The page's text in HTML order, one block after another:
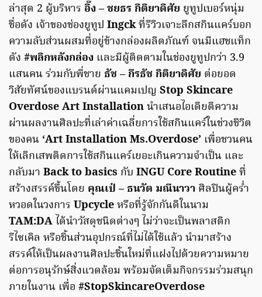
ล่าสุด 2 ผู้บริหาร อิ๊ง – ชยธร กิติยาดิศัย ยูทูปเบอร์หนุ่ม
ชื่อดัง เจ้าของช่องยูทูป Ingckที่รีวิวเจาะลึกสกินแคร์บอก
ความลับส่วนผสมที่อยู่ข้างกล่องผลิตภัณฑ์ จนมีแฮชแท็ก
ดัง #พลิกหลังกล่อง และมีผู้ติดตามในช่องยูทูปกว่า 3.9
แสนคน ร่วมกับพี่ชาย ธัช – กีรธัช กิติยาดิศัย ต่อยอด
วิสัยทัศน์ของแบรนด์ผ่านแคมเปญ Stop Skincare
Overdose Art Installationนำเสนอไอเดียตีความ
ผ่านผลงานศิลปะที่เล่าค่าเฉลี่ยการใช้สกินแคร์ในช่วงชีวิต
ของคน ‘Art Installation Ms.Overdose’ เพื่อชวนคน
ให้เลิกเสพติดการใช้สกินแคร์เยอะเกินความจำเป็น และ
กลับมา Back to basics กับ INGU Core Routineที่
สร้างสรรค์ขึ้นโดย คุณเป๋ – ธนวัต มณีนาวา ศิลปินผู้คร่ำ
หวอดในวงการ Upcycleหรือที่รู้จักกันดีในนาม
TAM:DA ได้นำวัสดุชนิดต่างๆ ไม่ว่าจะเป็นพลาสติก
รีไซเคิล หรือชิ้นส่วนอุปกรณ์ที่ไม่ได้ใช้แล้ว นำมาสร้าง
สรรค์ให้เป็นผลงานศิลปะชิ้นใหม่ที่แฝงไปด้วยความหมาย
ต่อการอนุรักษ์สิ่งแวดล้อม พร้อมจัดเต็มกิจกรรมร่วมสนุก
ภายในงาน เพื่อ #StopSkincareOverdose